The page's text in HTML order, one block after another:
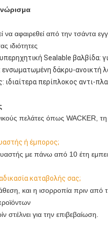
να αφαιρεθεί από την τσάντα
ιδιότητες
Sealable βαλβίδα:
ενσωματωμένη δάκρυ-ανοικτή
ιδιαίτερα περίπλοκος αντι-
πελάτες όπως WACKER,
ή έμπορος;
με πάνω από 10 έτη
καταβολής σας;
και η ισορροπία πριν από
στέλνει για την επιβεβαίωση.